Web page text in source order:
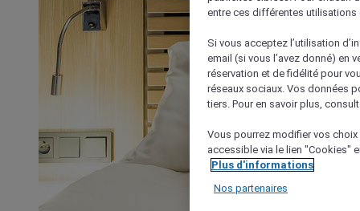
entre ces différentes utilisations
Si vous acceptez l’utilisation
email (si vous l’avez donné) en
réservation et de fidélité pour
réseaux sociaux. Vos données
tiers. Pour en savoir plus,
Vous pourrez modifier vos
accessible via le lien "Cookies"
Plus d'informations
Nos partenaires